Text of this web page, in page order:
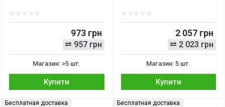
973 грн
957 грн
Магазин: >5 шт.
Купити
2 057 грн
2 023 грн
Магазин: 5 шт.
Купити
Бесплатная доставка Бесплатная доставка